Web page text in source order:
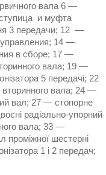
вала 6 ―
и муфта
3 передачи; 12 ―
14 ―
в сборе; 17 ―
вала; 19 ―
5 передачі; 22
вторинного вала; 24 ―
вал; 27 ― стопорне
радіально-упорний
вала; 33 ―
проміжної шестерні
1 і 2 передач;